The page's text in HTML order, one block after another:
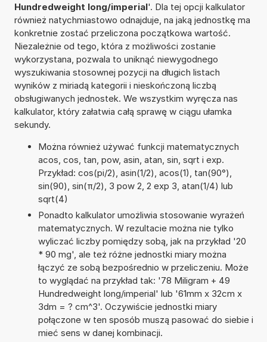
Hundredweight long/imperial'. Dla tej opcji kalkulator
również natychmiastowo odnajduje, na jaką jednostkę ma
konkretnie zostać przeliczona początkowa wartość.
Niezależnie od tego, która z możliwości zostanie
wykorzystana, pozwala to uniknąć niewygodnego
wyszukiwania stosownej pozycji na długich listach
wyników z miriadą kategorii i nieskończoną liczbą
obsługiwanych jednostek. We wszystkim wyręcza nas
kalkulator, który załatwia całą sprawę w ciągu ułamka
sekundy.
Można również używać funkcji matematycznych
acos, cos, tan, pow, asin, atan, sin, sqrt i exp.
Przykład: cos(pi/2), asin(1/2), acos(1), tan(90°),
sin(90), sin(π/2), 3 pow 2, 2 exp 3, atan(1/4) lub
sqrt(4)
Ponadto kalkulator umożliwia stosowanie wyrażeń
matematycznych. W rezultacie można nie tylko
wyliczać liczby pomiędzy sobą, jak na przykład '20
* 90 mg', ale też różne jednostki miary można
łączyć ze sobą bezpośrednio w przeliczeniu. Może
to wyglądać na przykład tak: '78 Miligram + 49
Hundredweight long/imperial' lub '61mm x 32cm x
3dm = ? cm^3'. Oczywiście jednostki miary
połączone w ten sposób muszą pasować do siebie i
mieć sens w danej kombinacji.